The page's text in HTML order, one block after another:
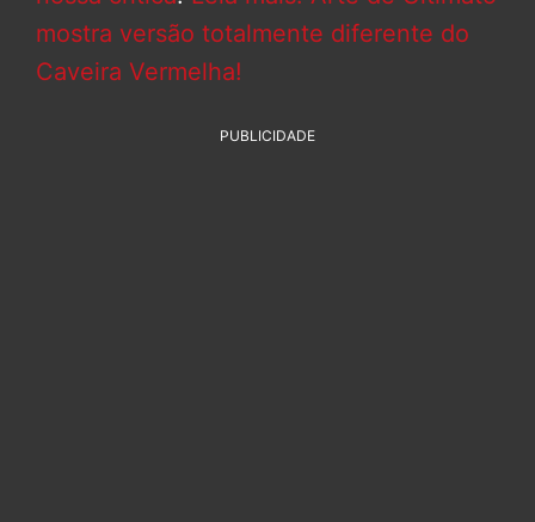
mostra versão totalmente diferente do
Caveira Vermelha!
PUBLICIDADE